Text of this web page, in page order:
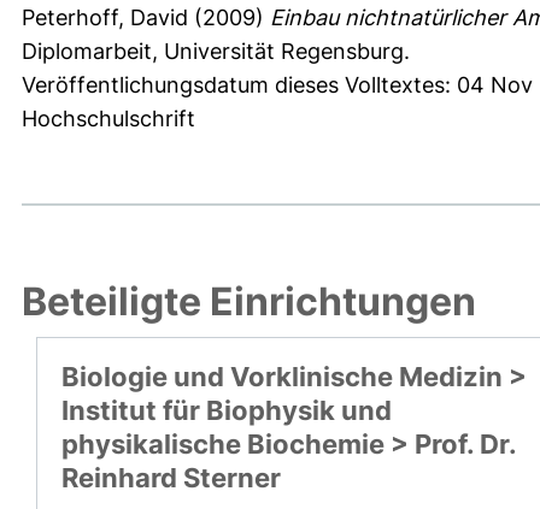
Peterhoff, David (2009) Einbau nichtnatürlicher
Diplomarbeit, Universität Regensburg.
Veröffentlichungsdatum dieses Volltextes: 04 Nov
Hochschulschrift
Beteiligte Einrichtungen
Biologie und Vorklinische Medizin >
Institut für Biophysik und
physikalische Biochemie > Prof. Dr.
Reinhard Sterner